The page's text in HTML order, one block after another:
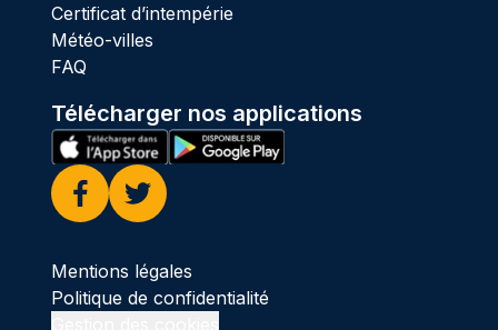
Certificat d’intempérie
Météo-villes
FAQ
Télécharger nos applications
Facebook
Twitter
Mentions légales
Politique de confidentialité